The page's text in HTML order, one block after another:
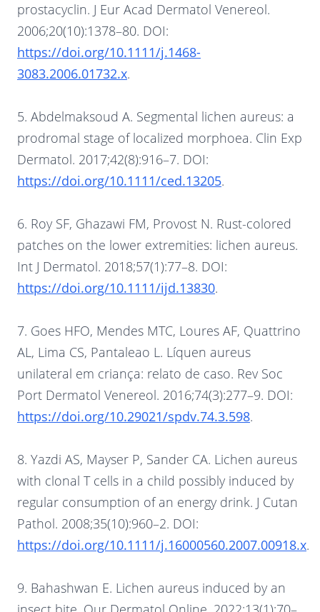
prostacyclin. J Eur Acad Dermatol Venereol.
2006;20(10):1378–80. DOI:
https://doi.org/10.1111/j.1468-
3083.2006.01732.x.
5. Abdelmaksoud A. Segmental lichen aureus: a
prodromal stage of localized morphoea. Clin Exp
Dermatol. 2017;42(8):916–7. DOI:
https://doi.org/10.1111/ced.13205.
6. Roy SF, Ghazawi FM, Provost N. Rust-colored
patches on the lower extremities: lichen aureus.
Int J Dermatol. 2018;57(1):77–8. DOI:
https://doi.org/10.1111/ijd.13830.
7. Goes HFO, Mendes MTC, Loures AF, Quattrino
AL, Lima CS, Pantaleao L. Líquen aureus
unilateral em criança: relato de caso. Rev Soc
Port Dermatol Venereol. 2016;74(3):277–9. DOI:
https://doi.org/10.29021/spdv.74.3.598.
8. Yazdi AS, Mayser P, Sander CA. Lichen aureus
with clonal T cells in a child possibly induced by
regular consumption of an energy drink. J Cutan
Pathol. 2008;35(10):960–2. DOI:
https://doi.org/10.1111/j.16000560.2007.00918.x.
9. Bahashwan E. Lichen aureus induced by an